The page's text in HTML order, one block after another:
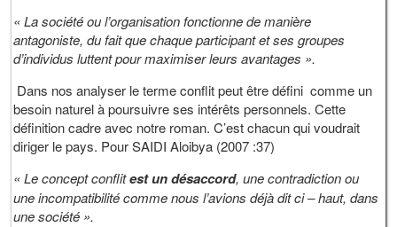
« La société ou l’organisation fonctionne de manière
antagoniste, du fait que chaque participant et ses groupes
d’individus luttent pour maximiser leurs avantages ».
Dans nos analyser le terme conflit peut être défini comme un
besoin naturel à poursuivre ses intérêts personnels. Cette
définition cadre avec notre roman. C’est chacun qui voudrait
diriger le pays. Pour SAIDI Aloibya (2007 :37)
« Le concept conflitest un désaccord, une contradiction ou
une incompatibilité comme nous l’avions déjà dit ci – haut, dans
une société ».